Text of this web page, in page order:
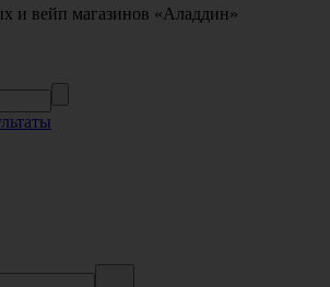
и вейп магазинов «Аладдин»